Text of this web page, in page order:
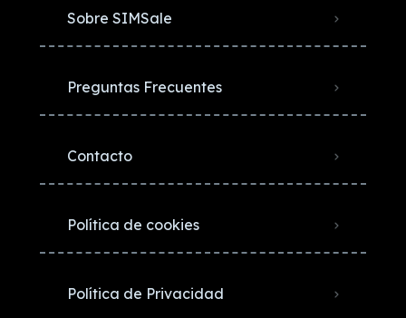
Sobre SIMSale
Preguntas Frecuentes
Contacto
Política de cookies
Política de Privacidad